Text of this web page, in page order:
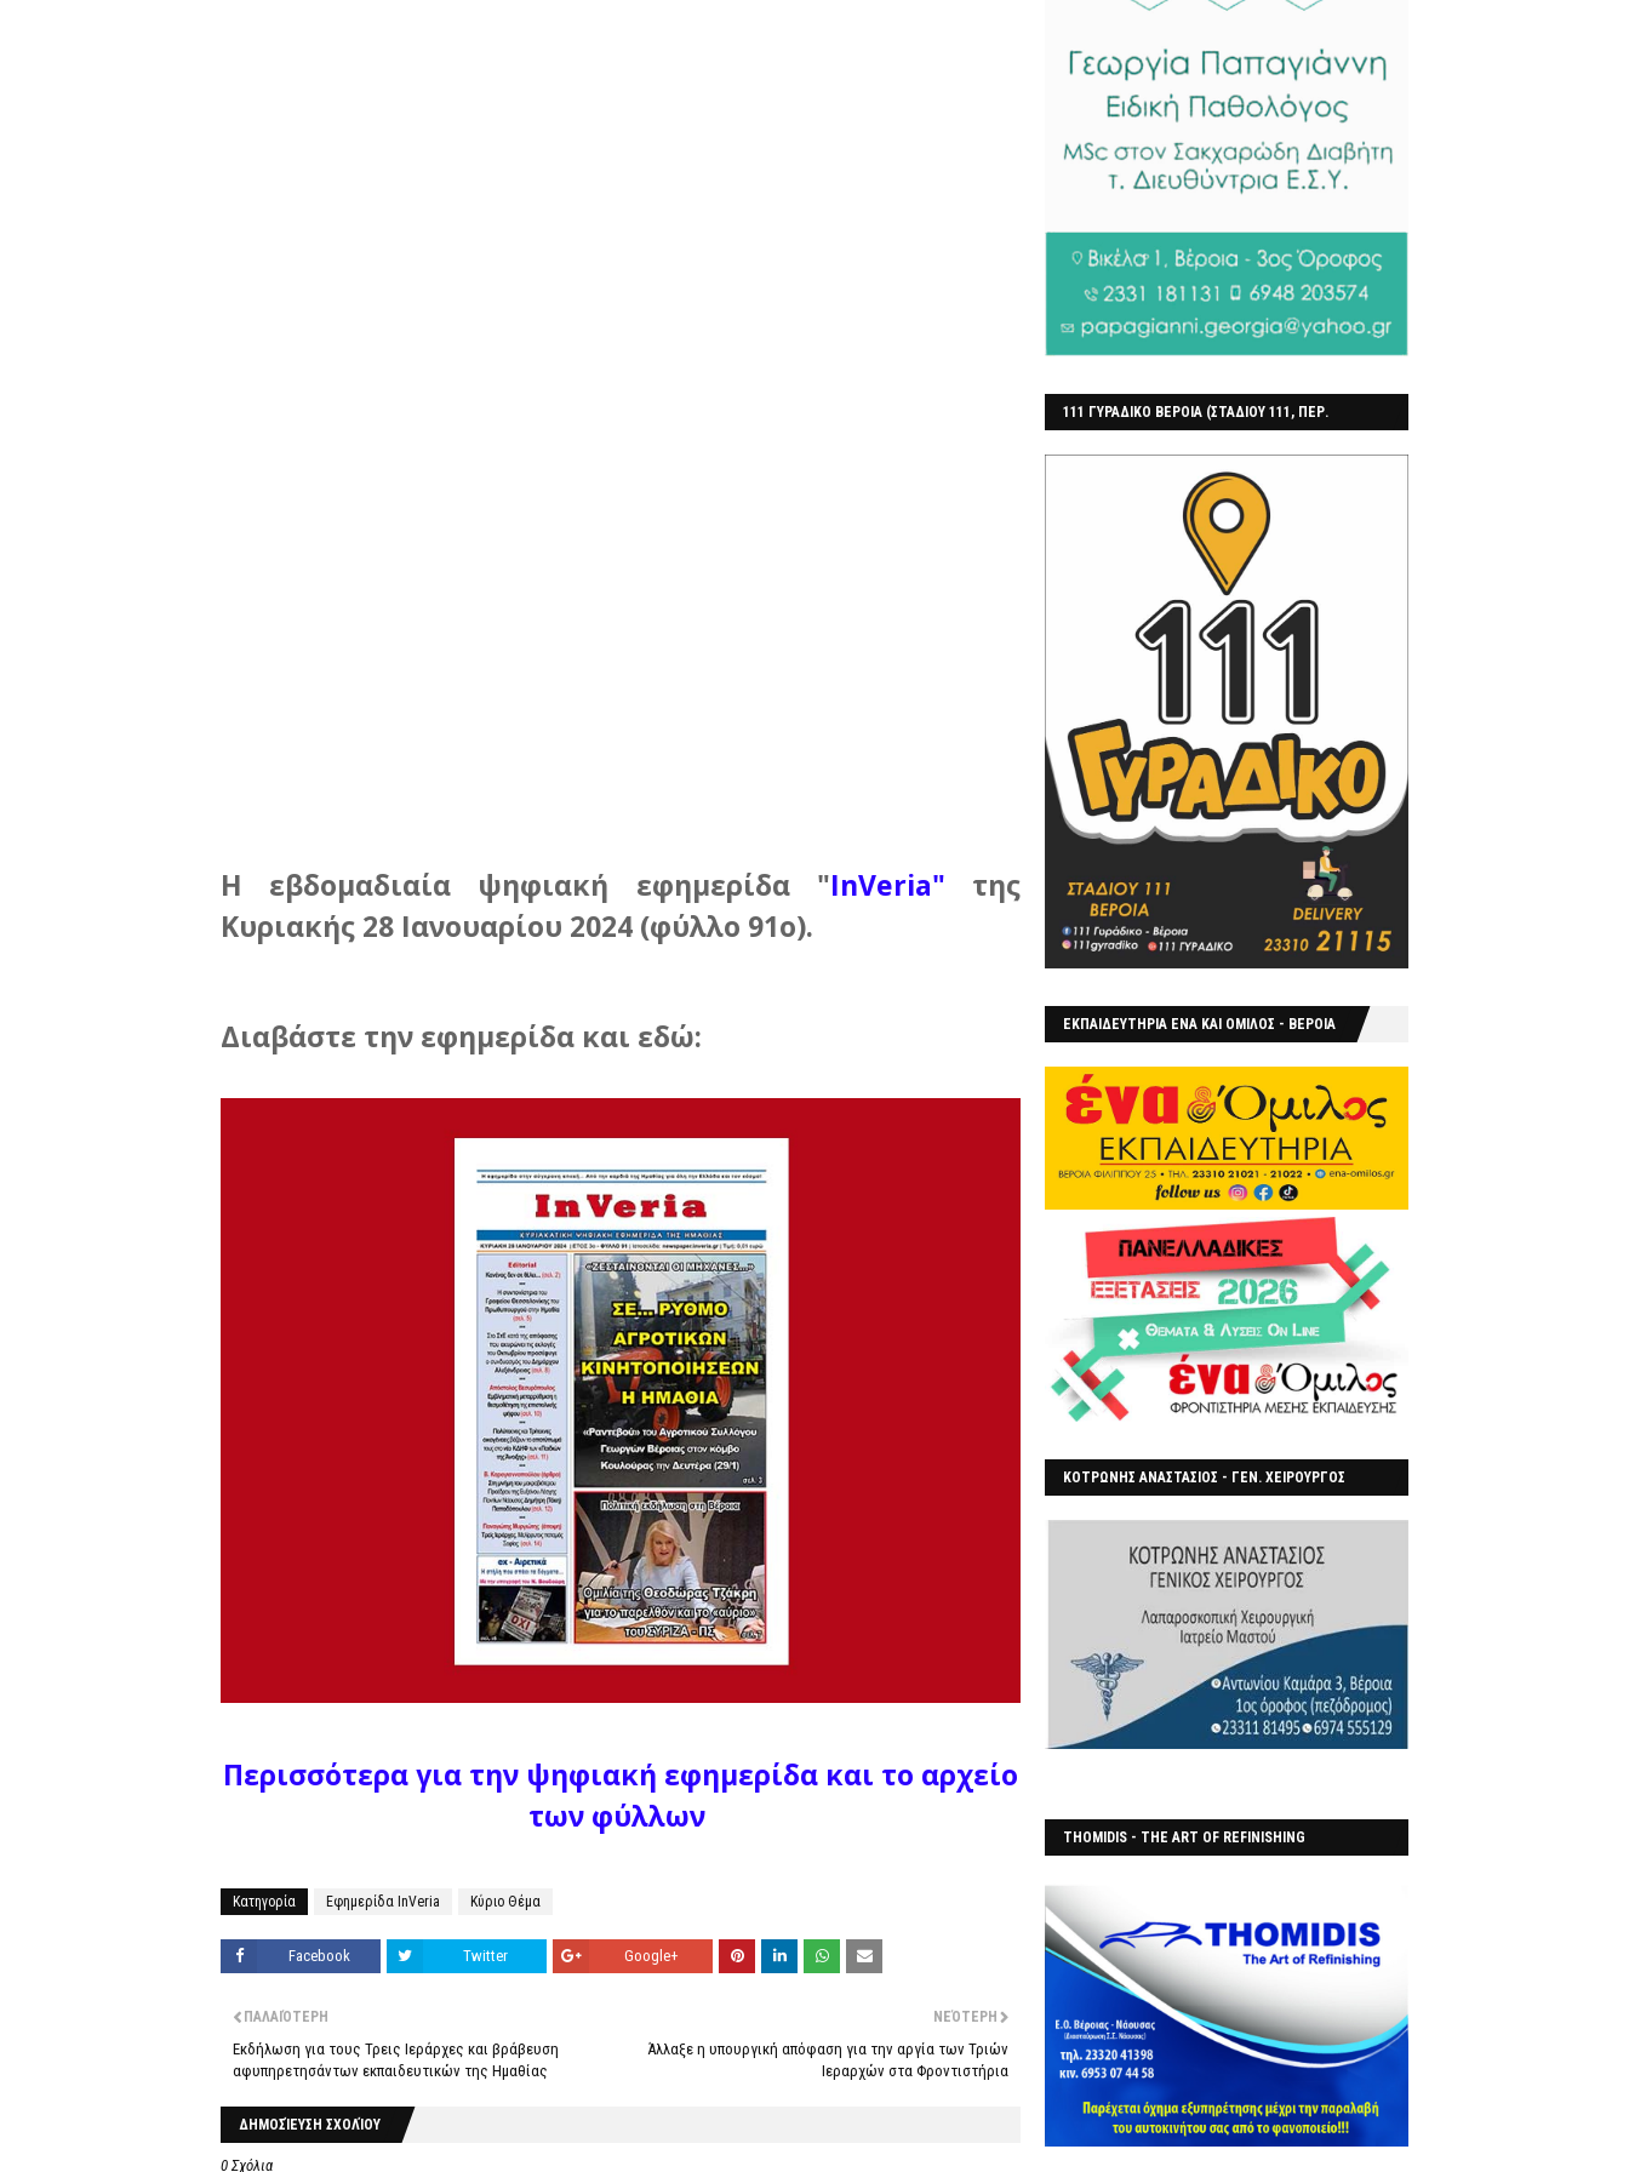
Η εβδομαδιαία ψηφιακή εφημερίδα "InVeria" της
Κυριακής 28 Ιανουαρίου 2024 (φύλλο 91ο).
Διαβάστε την εφημερίδα και εδώ:
Περισσότερα για την ψηφιακή εφημερίδα και το αρχείο
των φύλλων
Κατηγορία Εφημερίδα InVeria Κύριο Θέμα
Facebook Twitter Google+
ΝΕΌΤΕΡΗ
Άλλαξε η υπουργική απόφαση για την αργία των Τριών
Ιεραρχών στα Φροντιστήρια
ΠΑΛΑΙΌΤΕΡΗ
Εκδήλωση για τους Τρεις Ιεράρχες και βράβευση
αφυπηρετησάντων εκπαιδευτικών της Ημαθίας
ΔΗΜΟΣΊΕΥΣΗ ΣΧΟΛΊΟΥ
0 Σχόλια
111 ΓΥΡΑΔΙΚΟ ΒΕΡΟΙΑ (ΣΤΑΔΙΟΥ 111, ΠΕΡ.
ΕΚΠΑΙΔΕΥΤΗΡΙΑ ΕΝΑ ΚΑΙ ΟΜΙΛΟΣ - ΒΕΡΟΙΑ
ΚΟΤΡΩΝΗΣ ΑΝΑΣΤΑΣΙΟΣ - ΓΕΝ. ΧΕΙΡΟΥΡΓΟΣ
THOMIDIS - THE ART OF REFINISHING